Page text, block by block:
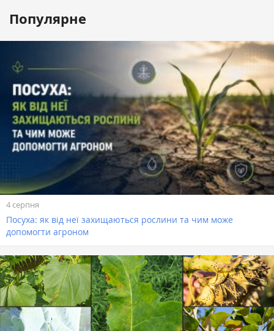
Популярне
4 серпня
Посуха: як від неї захищаються рослини та чим може
допомогти агроном